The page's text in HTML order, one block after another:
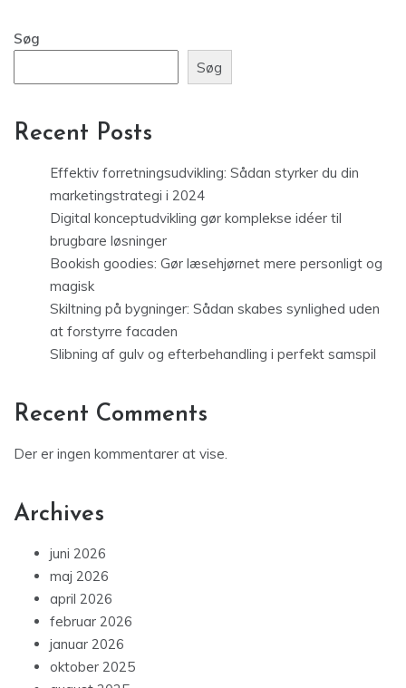
Søg
Søg
Recent Posts
Effektiv forretningsudvikling: Sådan styrker du din
marketingstrategi i 2024
Digital konceptudvikling gør komplekse idéer til
brugbare løsninger
Bookish goodies: Gør læsehjørnet mere personligt og
magisk
Skiltning på bygninger: Sådan skabes synlighed uden
at forstyrre facaden
Slibning af gulv og efterbehandling i perfekt samspil
Recent Comments
Der er ingen kommentarer at vise.
Archives
juni 2026
maj 2026
april 2026
februar 2026
januar 2026
oktober 2025